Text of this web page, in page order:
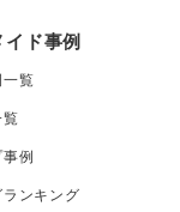
ド事例
一覧
覧
例
ンキング